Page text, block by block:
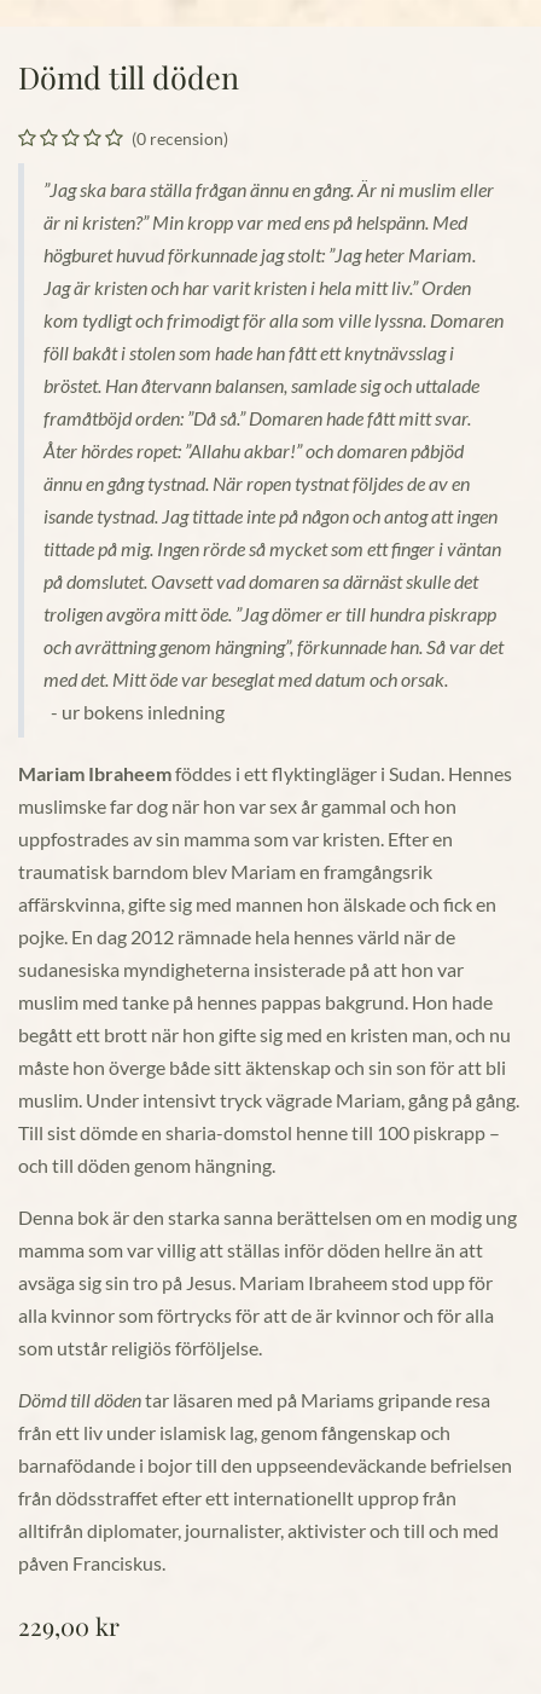
Dömd till döden
(0 recension)
”Jag ska bara ställa frågan ännu en gång. Är ni muslim eller
är ni kristen?” Min kropp var med ens på helspänn. Med
högburet huvud förkunnade jag stolt: ”Jag heter Mariam.
Jag är kristen och har varit kristen i hela mitt liv.” Orden
kom tydligt och frimodigt för alla som ville lyssna. Domaren
föll bakåt i stolen som hade han fått ett knytnävsslag i
bröstet. Han återvann balansen, samlade sig och uttalade
framåtböjd orden: ”Då så.” Domaren hade fått mitt svar.
Åter hördes ropet: ”Allahu akbar!” och domaren påbjöd
ännu en gång tystnad. När ropen tystnat följdes de av en
isande tystnad. Jag tittade inte på någon och antog att ingen
tittade på mig. Ingen rörde så mycket som ett finger i väntan
på domslutet. Oavsett vad domaren sa därnäst skulle det
troligen avgöra mitt öde. ”Jag dömer er till hundra piskrapp
och avrättning genom hängning”, förkunnade han. Så var det
med det. Mitt öde var beseglat med datum och orsak.
- ur bokens inledning
Mariam Ibraheemföddes i ett flyktingläger i Sudan. Hennes
muslimske far dog när hon var sex år gammal och hon
uppfostrades av sin mamma som var kristen. Efter en
traumatisk barndom blev Mariam en framgångsrik
affärskvinna, gifte sig med mannen hon älskade och fick en
pojke. En dag 2012 rämnade hela hennes värld när de
sudanesiska myndigheterna insisterade på att hon var
muslim med tanke på hennes pappas bakgrund. Hon hade
begått ett brott när hon gifte sig med en kristen man, och nu
måste hon överge både sitt äktenskap och sin son för att bli
muslim. Under intensivt tryck vägrade Mariam, gång på gång.
Till sist dömde en sharia-domstol henne till 100 piskrapp –
och till döden genom hängning.
Denna bok är den starka sanna berättelsen om en modig ung
mamma som var villig att ställas inför döden hellre än att
avsäga sig sin tro på Jesus. Mariam Ibraheem stod upp för
alla kvinnor som förtrycks för att de är kvinnor och för alla
som utstår religiös förföljelse.
Dömd till dödentar läsaren med på Mariams gripande resa
från ett liv under islamisk lag, genom fångenskap och
barnafödande i bojor till den uppseendeväckande befrielsen
från dödsstraffet efter ett internationellt upprop från
alltifrån diplomater, journalister, aktivister och till och med
påven Franciskus.
229,00 kr